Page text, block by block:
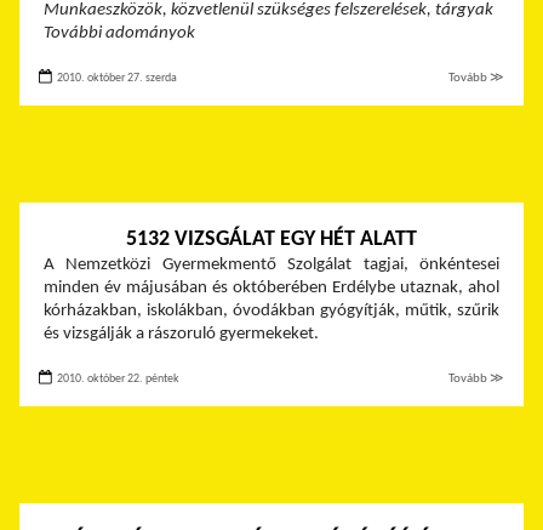
Munkaeszközök, közvetlenül szükséges felszerelések, tárgyak
További adományok
2010. október 27. szerda Tovább ≫
5132 VIZSGÁLAT EGY HÉT ALATT
A Nemzetközi Gyermekmentő Szolgálat tagjai, önkéntesei
minden év májusában és októberében Erdélybe utaznak, ahol
kórházakban, iskolákban, óvodákban gyógyítják, műtik, szűrik
és vizsgálják a rászoruló gyermekeket.
2010. október 22. péntek Tovább ≫